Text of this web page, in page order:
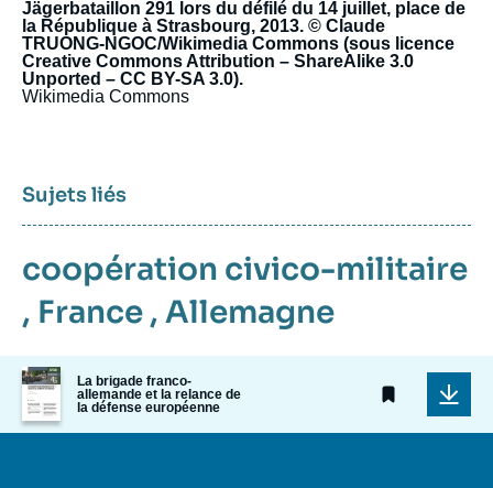
Jägerbataillon 291 lors du défilé du 14 juillet, place de
la République à Strasbourg, 2013. © Claude
TRUONG-NGOC/Wikimedia Commons (sous licence
Creative Commons Attribution – ShareAlike 3.0
Unported – CC BY-SA 3.0).
Wikimedia Commons
Sujets liés
coopération civico-militaire
, France , Allemagne
Image
de
couverture
de
La brigade franco-
allemande et la relance de
la défense européenne